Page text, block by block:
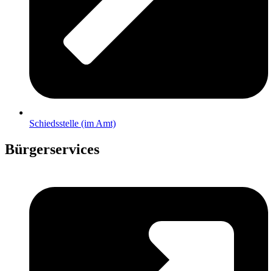
Schiedsstelle (im Amt)
Bürgerservices